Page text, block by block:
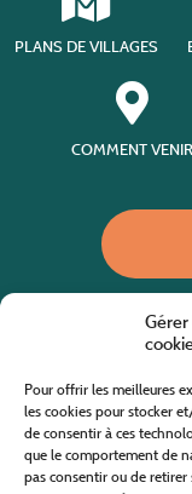
Pour offrir les meilleures
les cookies pour stocker
de consentir à ces
que le comportement de
pas consentir ou de
PLANS DE VILLAGES
COMMENT VENIR
Site internet cofinancé